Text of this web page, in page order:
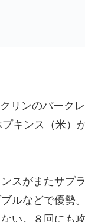
リンのバーク
キンス（米）
スがまたサプ
ルなどで優勢
い。８回にも